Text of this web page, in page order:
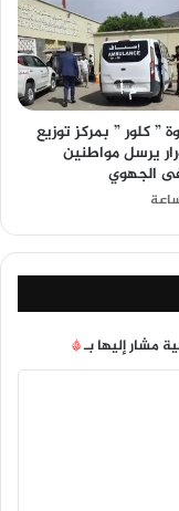
” كلور ” بمركز توزيع
يرسل مواطنين
الجهوي
مشار إليها بـ*